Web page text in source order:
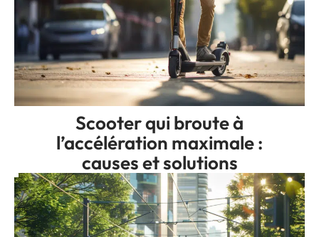
Scooter qui broute à
l’accélération maximale :
causes et solutions